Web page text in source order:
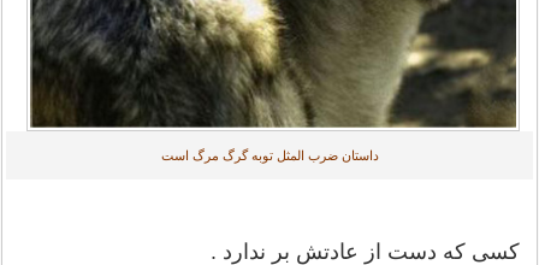
داستان ضرب المثل توبه گرگ مرگ است
كسی كه دست از عادتش بر ندارد .